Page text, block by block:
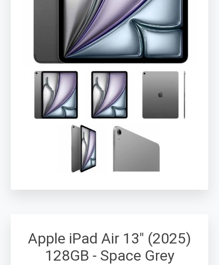
Apple iPad Air 13" (2025)
128GB - Space Grey